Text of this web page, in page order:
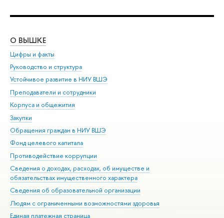
О ВЫШКЕ
Цифры и факты
Руководство и структура
Устойчивое развитие в НИУ ВШЭ
Преподаватели и сотрудники
Корпуса и общежития
Закупки
Обращения граждан в НИУ ВШЭ
Фонд целевого капитала
Противодействие коррупции
Сведения о доходах, расходах, об имуществе и
обязательствах имущественного характера
Сведения об образовательной организации
Людям с ограниченными возможностями здоровья
Единая платежная страница